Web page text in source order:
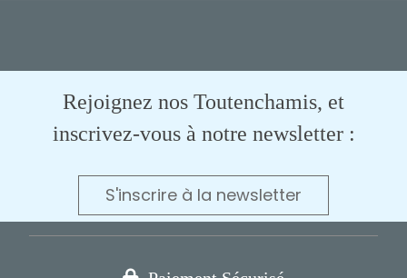
Rejoignez nos Toutenchamis, et
inscrivez-vous à notre newsletter :
S'inscrire à la newsletter